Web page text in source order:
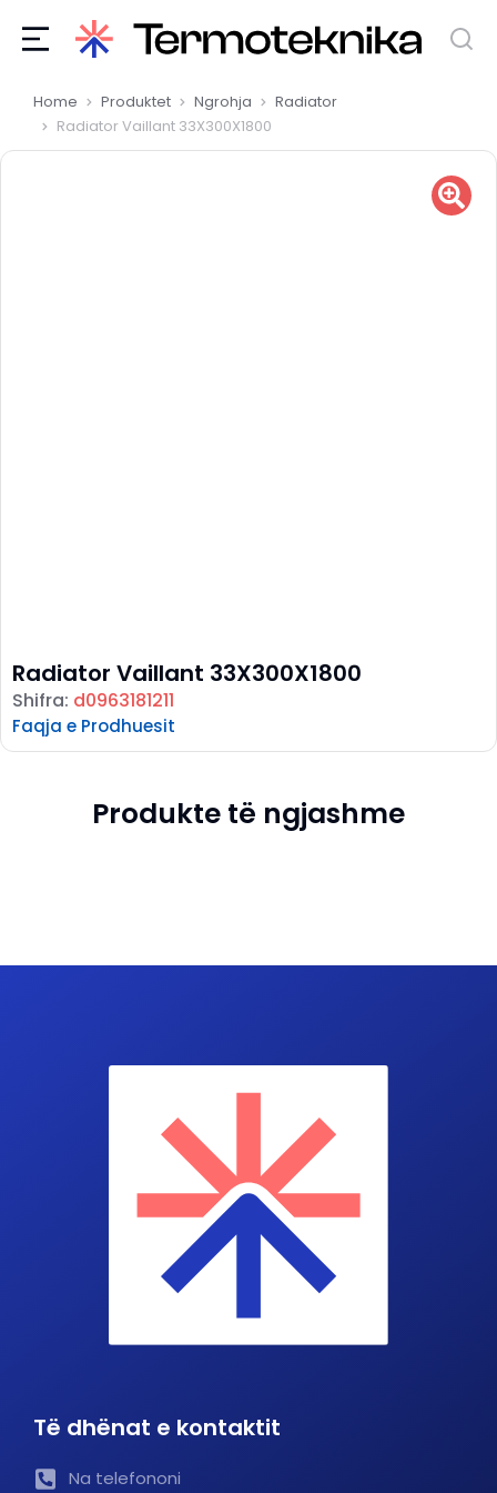
You are here:
Home Produktet Ngrohja
Radiator
Radiator Vaillant 33X300X1800
Radiator Vaillant 33X300X1800
Shifra: d0963181211
Faqja e Prodhuesit
Produkte të ngjashme
Të dhënat e kontaktit
Na telefononi